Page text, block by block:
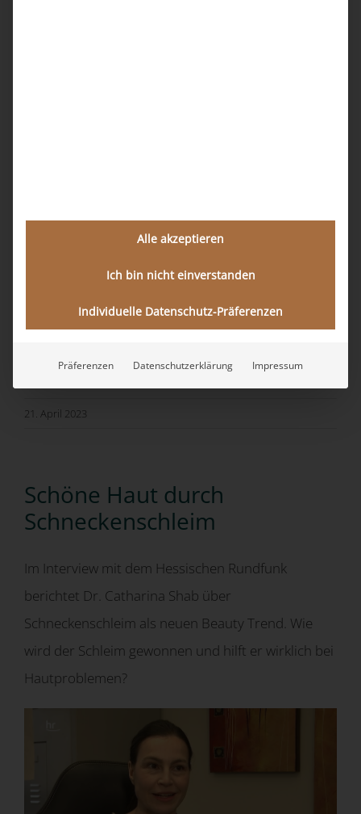
21. April 2023
Schöne Haut durch
Schneckenschleim
Im Interview mit dem Hessischen Rundfunk
berichtet Dr. Catharina Shab über
Schneckenschleim als neuen Beauty Trend. Wie
wird der Schleim gewonnen und hilft er wirklich bei
Hautproblemen?
Alle akzeptieren
Ich bin nicht einverstanden
Individuelle Datenschutz-Präferenzen
Präferenzen Datenschutzerklärung Impressum